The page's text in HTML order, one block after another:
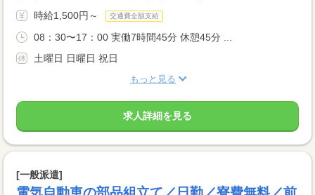
時給1,500円～ 交通費全額支給
08：30〜17：00 実働7時間45分 休憩45分 ...
土曜日 日曜日 祝日
もっと見る
求人詳細を見る
[一般派遣]